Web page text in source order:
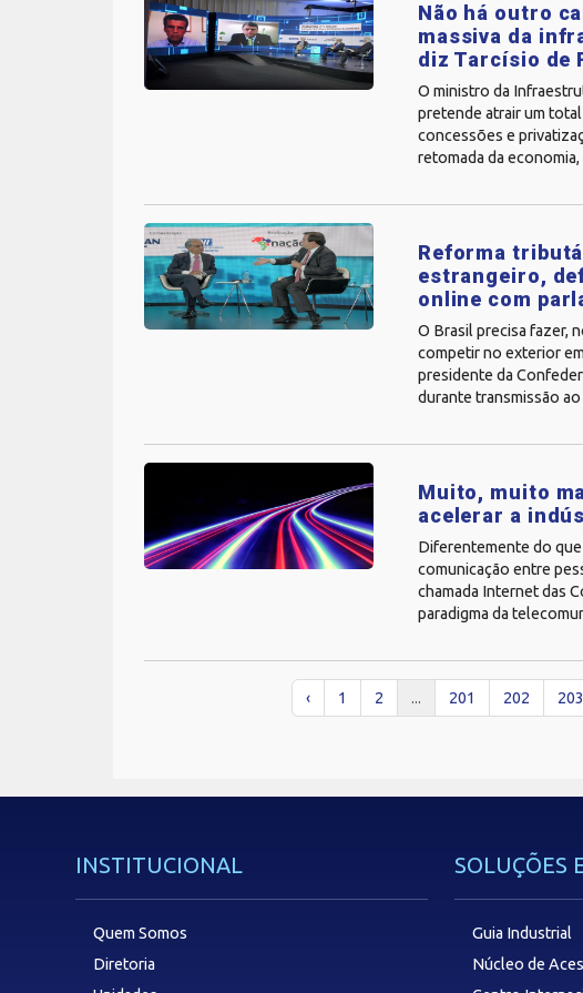
Não há outro
massiva da
diz Tarcísio de
O ministro da
pretende atrair um
concessões e
retomada da
Reforma
estrangeiro,
online com
O Brasil precisa fazer,
competir no exterior
presidente da
durante transmissão
Muito, muito
acelerar a
Diferentemente do
comunicação entre
chamada Internet das
paradigma da
‹ 1 2 ... 201 202 203
INSTITUCIONAL
Quem Somos
Diretoria
SOLUÇÕES
Guia Industrial
Núcleo de